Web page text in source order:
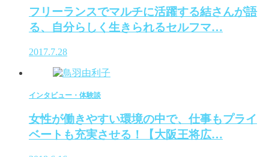
フリーランスでマルチに活躍する結さんが語
る、自分らしく生きられるセルフマ…
2017.7.28
インタビュー・体験談
女性が働きやすい環境の中で、仕事もプライ
ベートも充実させる！【大阪王将広…